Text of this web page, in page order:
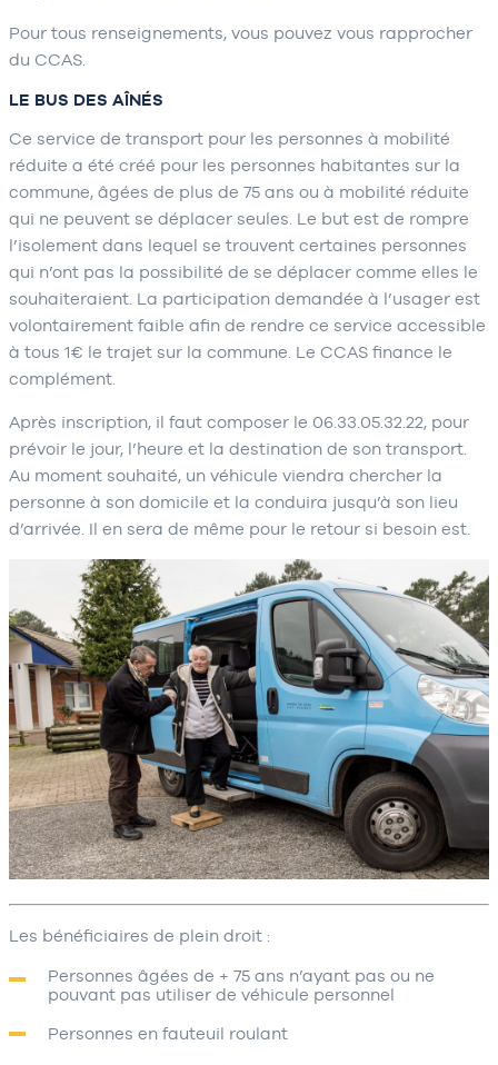
Pour tous renseignements, vous pouvez vous rapprocher
du CCAS.
LE BUS DES AÎNÉS
Ce service de transport pour les personnes à mobilité
réduite a été créé pour les personnes habitantes sur la
commune, âgées de plus de 75 ans ou à mobilité réduite
qui ne peuvent se déplacer seules. Le but est de rompre
l’isolement dans lequel se trouvent certaines personnes
qui n’ont pas la possibilité de se déplacer comme elles le
souhaiteraient. La participation demandée à l’usager est
volontairement faible afin de rendre ce service accessible
à tous 1€ le trajet sur la commune. Le CCAS finance le
complément.
Après inscription, il faut composer le 06.33.05.32.22, pour
prévoir le jour, l’heure et la destination de son transport.
Au moment souhaité, un véhicule viendra chercher la
personne à son domicile et la conduira jusqu’à son lieu
d’arrivée. Il en sera de même pour le retour si besoin est.
Les bénéficiaires de plein droit :
Personnes âgées de + 75 ans n’ayant pas ou ne
pouvant pas utiliser de véhicule personnel
Personnes en fauteuil roulant